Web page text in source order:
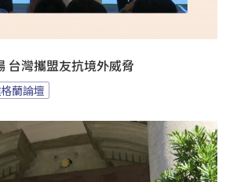
台灣攜盟友抗境外威脅
蘭論壇